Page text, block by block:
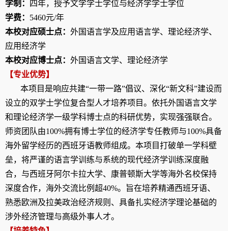
学制：
四年，授予文学学士学位与经济学学士学位
学费： 5460元/年
本校对应硕士点： 外国语言学及应用语言学、理论经济学、
应用经济学
本校对应博士点： 外国语言文学、理论经济学
【专业优势】
本项目是响应共建“一带一路”倡议、深化“新文科”建设而
设立的双学士学位复合型人才培养项目。依托外国语言文学
和理论经济学一级学科博士点的科研优势，实现强强联合。
师资团队由100%拥有博士学位的经济学专任教师与100%具备
海外留学经历的西班牙语教师组成。本项目打破单一学科壁
垒，将严谨的语言学训练与系统的现代经济学训练深度融
合，与西班牙阿尔卡拉大学、康普顿斯大学等海外名校保持
深度合作，海外交流比例超40%。旨在培养精通西班牙语、
熟悉欧洲及拉美政治经济规则、具备扎实经济学理论基础的
涉外经济管理与高级外事人才。